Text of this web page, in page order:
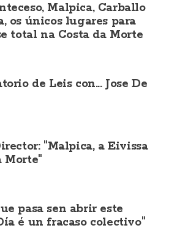
Malpica, Carballo
os únicos lugares para
total na Costa da Morte
de Leis con... Jose De
"Malpica, a Eivissa
Morte"
pasa sen abrir este
é un fracaso colectivo"